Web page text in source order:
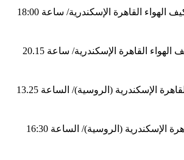
القطار رقم 923 مكيف الهواء القاهرة الإسكندرية/ ساعة 18:00
قطار رقم 931 مكيف الهواء القاهرة الإسكندرية/ ساعة 20.15
القطار رقم 1203 القاهرة الإسكندرية (الروسية)/ الساعة 13.25
القطار رقم 23 القاهرة الإسكندرية (الروسية)/ الساعة 16:30